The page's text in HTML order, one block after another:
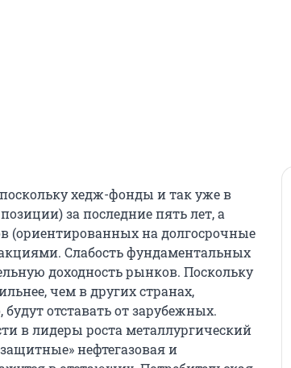
хедж-фонды и так уже в
за последние пять лет, а
(ориентированных на долгосрочные
Слабость фундаментальных
доходность рынков. Поскольку
чем в других странах,
отставать от зарубежных.
в лидеры роста металлургический
нефтегазовая и